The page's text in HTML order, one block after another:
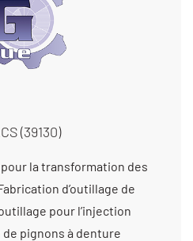
(39130)
3 axes - Tournage 4 axes - Tournage multifonctions - Tournage petite série (de 11 à 1000 pièces) - Tournage prototype et unitaire (< 10 pièces) - Usinage / 3 axes / petite série (de 10 à 1000 pièces) > 5000 cm3 - Usinage / 3 axes /petite série (de 10 à 1000 pièces) > 1000 cm3 - Usinage / 3 axes /petite série (de 10 à 1000 pièces) entre 350 cm3 et 1000 cm3 - Usinage / 3 axes /prototype et unitaire (< 10 pièces) > 1000 cm3 - Usinage / 3 axes /prototype et unitaire (< 10 pièces) > 5000 cm3 - Usinage / 3 axes /prototype et unitaire (< 10 pièces) entre 350 cm3 et 1000 cm3 - Usinage / 5 axes / petite série (de 10 à 1000 pièces) > 5000 cm3 - Usinage / 5 axes /petite série (de 10 à 1000 pièces) > 1000 cm3 - Usinage / 5 axes /petite série (de 10 à 1000 pièces) entre 350 cm3 et 1000 cm3 - Usinage / 5 axes /prototype et unitaire (< 10 pièces) > 1000 cm3 -